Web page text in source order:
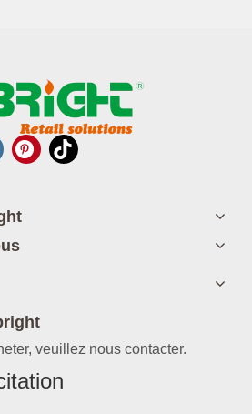
veuillez nous contacter.